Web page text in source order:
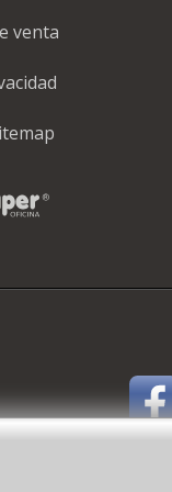
venta